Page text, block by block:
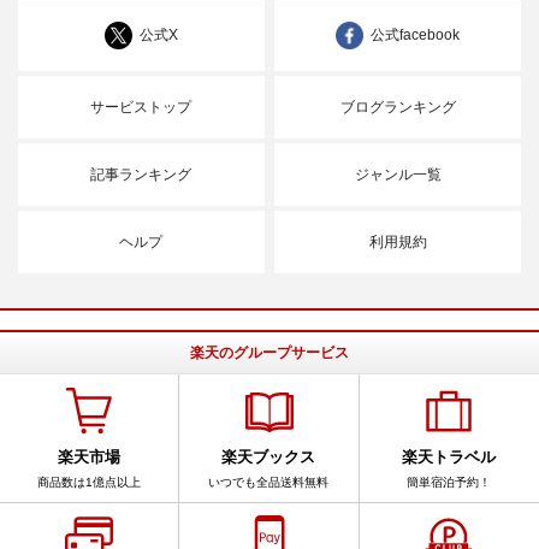
公式X 公式facebook
サービストップ ブログランキング
記事ランキング ジャンル一覧
ヘルプ 利用規約
楽天のグループサービス
楽天市場
商品数は1億点以上
楽天ブックス
いつでも全品送料無料
楽天トラベル
簡単宿泊予約！